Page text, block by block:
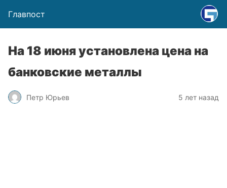
Главпост
На 18 июня установлена цена на
банковские металлы
Петр Юрьев 5 лет назад